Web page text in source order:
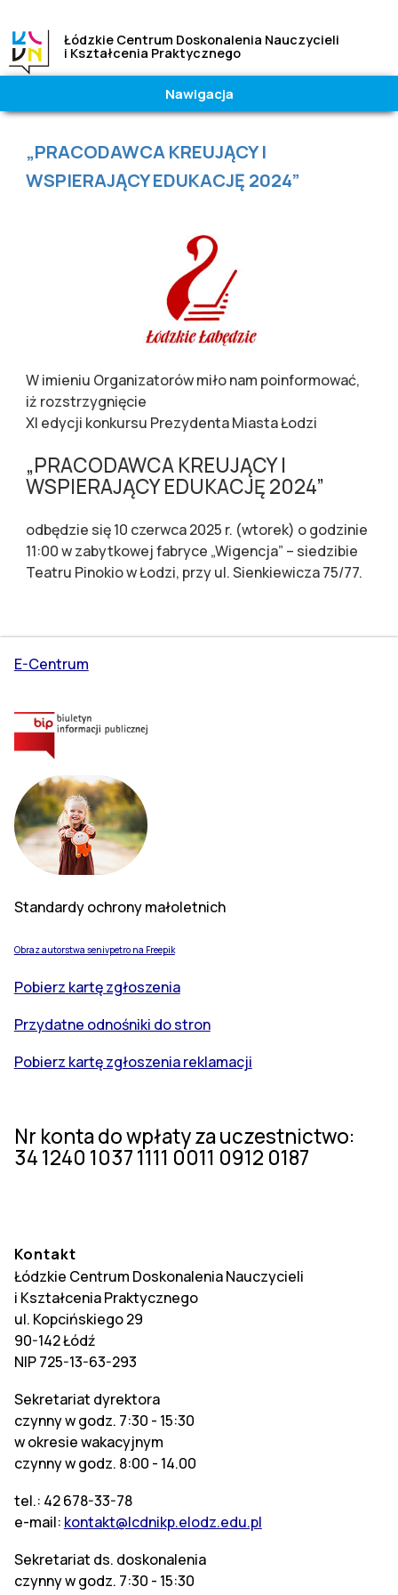
Łódzkie Centrum Doskonalenia Nauczycieli
i Kształcenia Praktycznego
Wielkość
A A A
Kontrast
Nawigacja
Jesteś tutaj
„PRACODAWCA KREUJĄCY I
WSPIERAJĄCY EDUKACJĘ 2024”
W imieniu Organizatorów miło nam poinformować,
iż rozstrzygnięcie
XI edycji konkursu Prezydenta Miasta Łodzi
„PRACODAWCA KREUJĄCY I
WSPIERAJĄCY EDUKACJĘ 2024”
odbędzie się 10 czerwca 2025 r. (wtorek) o godzinie
11:00 w zabytkowej fabryce „Wigencja” – siedzibie
Teatru Pinokio w Łodzi, przy ul. Sienkiewicza 75/77.
E-Centrum
Standardy ochrony małoletnich
Obraz autorstwa senivpetro na Freepik
Pobierz kartę zgłoszenia
Przydatne odnośniki do stron
Pobierz kartę zgłoszenia reklamacji
Nr konta do wpłaty za uczestnictwo:
34 1240 1037 1111 0011 0912 0187
Kontakt
Łódzkie Centrum Doskonalenia Nauczycieli
i Kształcenia Praktycznego
ul. Kopcińskiego 29
90-142 Łódź
NIP 725-13-63-293
Sekretariat dyrektora
czynny w godz. 7:30 - 15:30
w okresie wakacyjnym
czynny w godz. 8:00 - 14.00
tel.: 42 678-33-78
e-mail: kontakt@lcdnikp.elodz.edu.pl
Sekretariat ds. doskonalenia
czynny w godz. 7:30 - 15:30